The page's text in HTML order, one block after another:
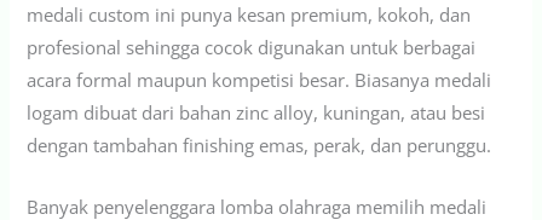
medali custom ini punya kesan premium, kokoh, dan
profesional sehingga cocok digunakan untuk berbagai
acara formal maupun kompetisi besar. Biasanya medali
logam dibuat dari bahan zinc alloy, kuningan, atau besi
dengan tambahan finishing emas, perak, dan perunggu.
Banyak penyelenggara lomba olahraga memilih medali